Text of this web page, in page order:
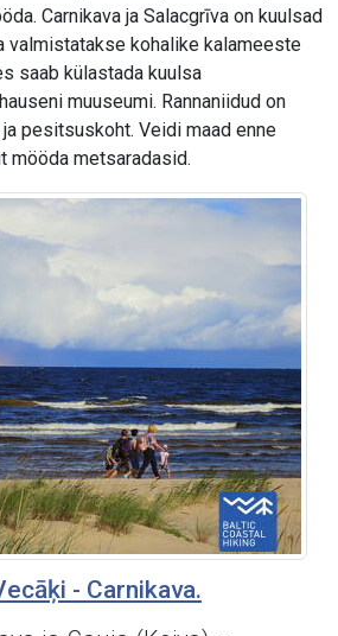
Carnikava ja Salacgrīva on kuulsad
valmistatakse kohalike kalameeste
saab külastada kuulsa
muuseumi. Rannaniidud on
pesitsuskoht. Veidi maad enne
mööda metsaradasid.
- Carnikava.